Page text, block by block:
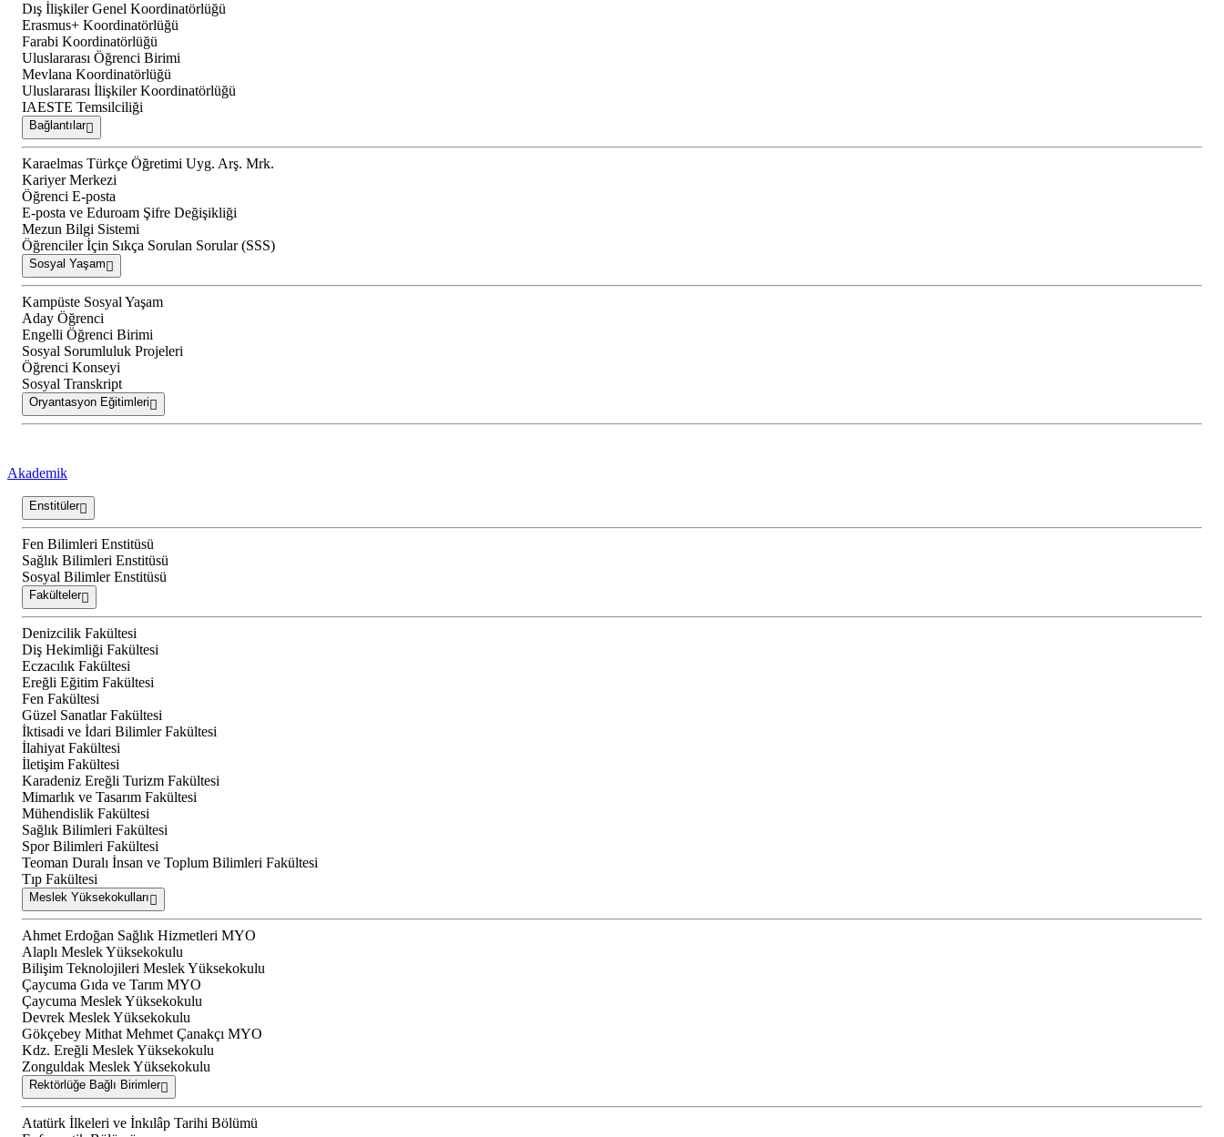
Dış İlişkiler Genel Koordinatörlüğü
Erasmus+ Koordinatörlüğü
Farabi Koordinatörlüğü
Uluslararası Öğrenci Birimi
Mevlana Koordinatörlüğü
Uluslararası İlişkiler Koordinatörlüğü
IAESTE Temsilciliği
Bağlantılar
Karaelmas Türkçe Öğretimi Uyg. Arş. Mrk.
Kariyer Merkezi
Öğrenci E-posta
E-posta ve Eduroam Şifre Değişikliği
Mezun Bilgi Sistemi
Öğrenciler İçin Sıkça Sorulan Sorular (SSS)
Sosyal Yaşam
Kampüste Sosyal Yaşam
Aday Öğrenci
Engelli Öğrenci Birimi
Sosyal Sorumluluk Projeleri
Öğrenci Konseyi
Sosyal Transkript
Oryantasyon Eğitimleri
Akademik
Enstitüler
Fen Bilimleri Enstitüsü
Sağlık Bilimleri Enstitüsü
Sosyal Bilimler Enstitüsü
Fakülteler
Denizcilik Fakültesi
Diş Hekimliği Fakültesi
Eczacılık Fakültesi
Ereğli Eğitim Fakültesi
Fen Fakültesi
Güzel Sanatlar Fakültesi
İktisadi ve İdari Bilimler Fakültesi
İlahiyat Fakültesi
İletişim Fakültesi
Karadeniz Ereğli Turizm Fakültesi
Mimarlık ve Tasarım Fakültesi
Mühendislik Fakültesi
Sağlık Bilimleri Fakültesi
Spor Bilimleri Fakültesi
Teoman Duralı İnsan ve Toplum Bilimleri Fakültesi
Tıp Fakültesi
Meslek Yüksekokulları
Ahmet Erdoğan Sağlık Hizmetleri MYO
Alaplı Meslek Yüksekokulu
Bilişim Teknolojileri Meslek Yüksekokulu
Çaycuma Gıda ve Tarım MYO
Çaycuma Meslek Yüksekokulu
Devrek Meslek Yüksekokulu
Gökçebey Mithat Mehmet Çanakçı MYO
Kdz. Ereğli Meslek Yüksekokulu
Zonguldak Meslek Yüksekokulu
Rektörlüğe Bağlı Birimler
Atatürk İlkeleri ve İnkılâp Tarihi Bölümü